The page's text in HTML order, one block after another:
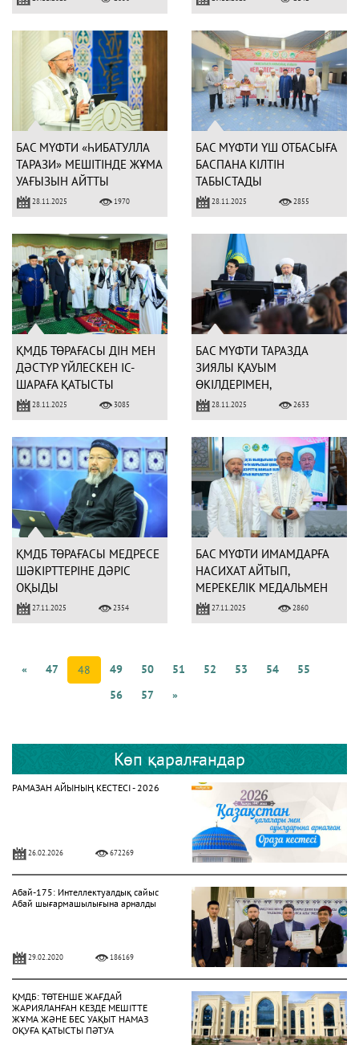
БАС МҮФТИ «ҺИБАТУЛЛА
ТАРАЗИ» МЕШІТІНДЕ ЖҰМА
УАҒЫЗЫН АЙТТЫ
28.11.2025 1970
БАС МҮФТИ ҮШ ОТБАСЫҒА
БАСПАНА КІЛТІН
ТАБЫСТАДЫ
28.11.2025 2855
ҚМДБ ТӨРАҒАСЫ ДІН МЕН
ДӘСТҮР ҮЙЛЕСКЕН ІС-
ШАРАҒА ҚАТЫСТЫ
28.11.2025 3085
БАС МҮФТИ ТАРАЗДА
ЗИЯЛЫ ҚАУЫМ
ӨКІЛДЕРІМЕН,
СТУДЕНТТЕРМЕН
СҰХБАТТАСТЫ
28.11.2025 2633
ҚМДБ ТӨРАҒАСЫ МЕДРЕСЕ
ШӘКІРТТЕРІНЕ ДӘРІС
ОҚЫДЫ
27.11.2025 2354
БАС МҮФТИ ИМАМДАРҒА
НАСИХАТ АЙТЫП,
МЕРЕКЕЛІК МЕДАЛЬМЕН
МАРАПАТТАДЫ
27.11.2025 2860
« 47 48 49 50 51 52 53 54
55
56
57 »
Көп қаралғандар
РАМАЗАН АЙЫНЫҢ КЕСТЕСІ - 2026
26.02.2026 672269
Абай-175: Интеллектуалдық сайыс
Абай шығармашылығына арналды
29.02.2020 186169
ҚМДБ: ТӨТЕНШЕ ЖАҒДАЙ
ЖАРИЯЛАНҒАН КЕЗДЕ МЕШІТТЕ
ЖҰМА ЖӘНЕ БЕС УАҚЫТ НАМАЗ
ОҚУҒА ҚАТЫСТЫ ПӘТУА